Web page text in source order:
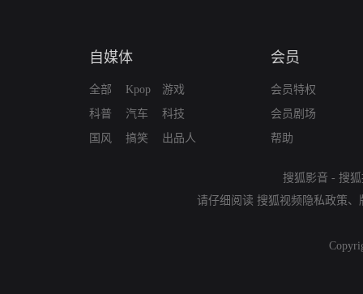
自媒体
全部
科普
国风
Kpop
汽车
搞笑
游戏
科技
出品人
会员
会员特权
会员剧场
帮助
搜狐影音 - 搜
请仔细阅读 搜狐视频隐私政策、